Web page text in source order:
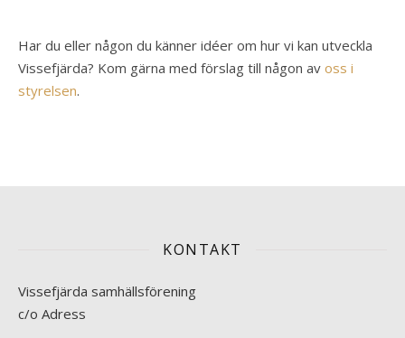
Har du eller någon du känner idéer om hur vi kan utveckla
Vissefjärda? Kom gärna med förslag till någon av oss i
styrelsen.
KONTAKT
Vissefjärda samhällsförening
c/o Adress